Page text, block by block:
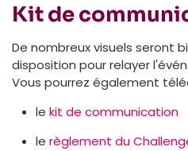
Kit de
De nombreux visuels seront
disposition pour relayer
Vous pourrez également
le kit de communication
le règlement du